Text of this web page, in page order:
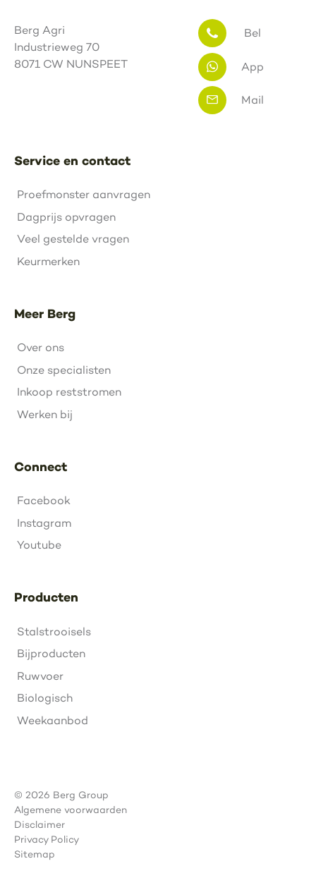
Service en contact
Proefmonster aanvragen
Dagprijs opvragen
Veel gestelde vragen
Keurmerken
Meer Berg
Over ons
Onze specialisten
Inkoop reststromen
Werken bij
Connect
Facebook
Instagram
Youtube
Producten
Stalstrooisels
Bijproducten
Ruwvoer
Biologisch
Weekaanbod
Berg Agri
Industrieweg 70
8071 CW NUNSPEET
Bel
App
Mail
© 2026 Berg Group
Algemene voorwaarden
Disclaimer
Privacy Policy
Sitemap